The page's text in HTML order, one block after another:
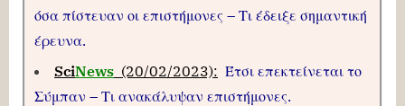
όσα πίστευαν οι επιστήμονες – Τι έδειξε σημαντική
έρευνα.
SciNews (20/02/2023): Έτσι επεκτείνεται το
Σύμπαν – Τι ανακάλυψαν επιστήμονες.